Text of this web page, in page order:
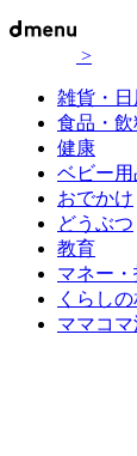
>
雑貨・日
食品・飲
健康
ベビー用
おでかけ
どうぶつ
教育
マネー・
くらし
ママコ